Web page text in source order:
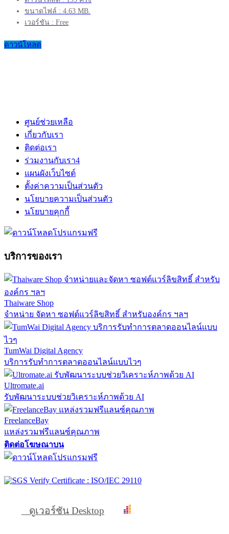
ขนาดไฟล์ : 4.63 MB.
เวอร์ชัน : Free
ดาวน์โหลด
ศูนย์ช่วยเหลือ
เกี่ยวกับเรา
ติดต่อเรา
ร่วมงานกับเรา4
แผนผังเว็บไซต์
ตั้งค่าความเป็นส่วนตัว
นโยบายความเป็นส่วนตัว
นโยบายคุกกี้
บริการของเรา
Thaiware Shop
จำหน่าย จัดหา ซอฟต์แวร์ลิขสิทธิ์ สำหรับองค์กร ฯลฯ
TumWai Digital Agency
บริการรับทำการตลาดออนไลน์แบบไวๆ
Ultromate.ai
รับพัฒนาระบบช่วยวิเคราะห์ภาพด้วย AI
FreelanceBay
แหล่งรวมฟรีแลนซ์คุณภาพ
ติดต่อโฆษณาบน
ดูเวอร์ชัน Desktop